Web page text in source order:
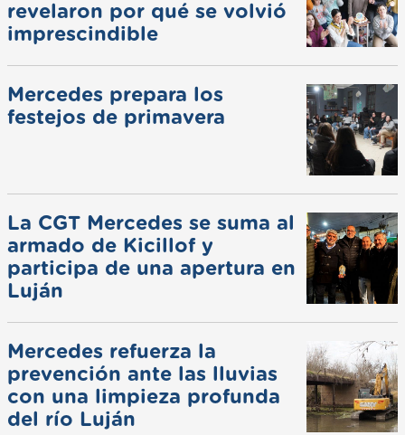
revelaron por qué se volvió
imprescindible
Mercedes prepara los
festejos de primavera
La CGT Mercedes se suma al
armado de Kicillof y
participa de una apertura en
Luján
Mercedes refuerza la
prevención ante las lluvias
con una limpieza profunda
del río Luján